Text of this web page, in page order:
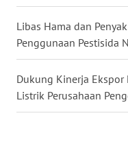
Libas Hama dan
Penggunaan Pestisida
Dukung Kinerja Ekspor
Listrik Perusahaan
WN
SELATAN
WN
TANJUNG
LESUNG